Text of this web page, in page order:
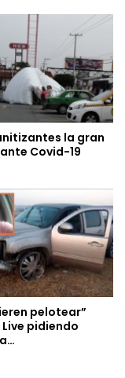
la gran
Covid-19
pelotear”
pidiendo